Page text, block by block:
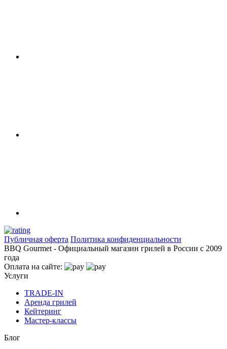
Публичная оферта Политика конфиденциальности
BBQ Gourmet - Официальный магазин грилей в России с 2009
года
Оплата на сайте:
Услуги
TRADE-IN
Аренда грилей
Кейтеринг
Мастер-классы
Блог